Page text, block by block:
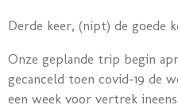
Derde keer, (nipt) de goede
Onze geplande trip begin
gecanceld toen covid-19 de
een week voor vertrek